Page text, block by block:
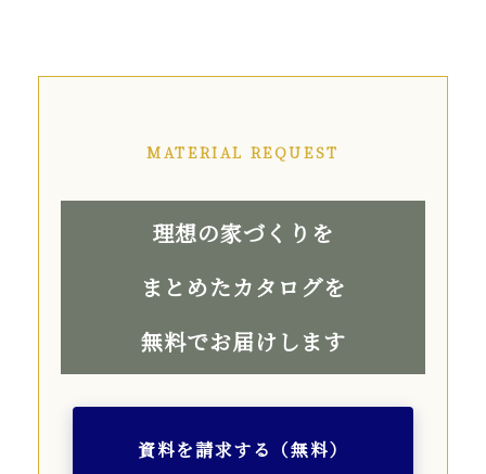
MATERIAL REQUEST
理想の家づくりを
まとめたカタログを
無料でお届けします
資料を請求する（無料）